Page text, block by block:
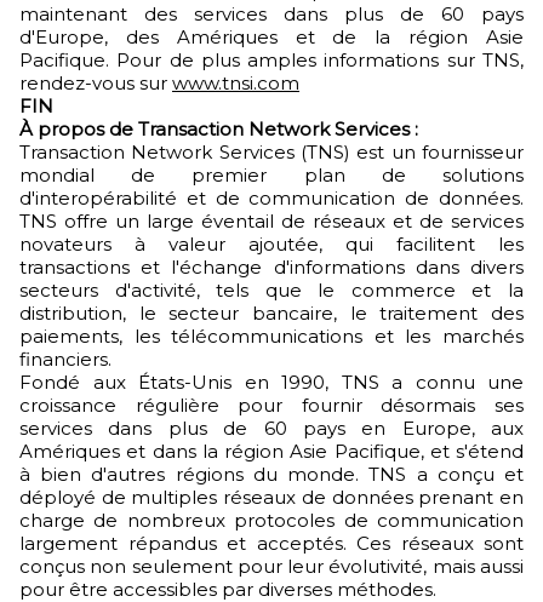
maintenant des services dans plus de 60 pays
d'Europe, des Amériques et de la région Asie
Pacifique. Pour de plus amples informations sur TNS,
rendez-vous sur www.tnsi.com
FIN
À propos de Transaction Network Services :
Transaction Network Services (TNS) est un fournisseur
mondial de premier plan de solutions
d'interopérabilité et de communication de données.
TNS offre un large éventail de réseaux et de services
novateurs à valeur ajoutée, qui facilitent les
transactions et l'échange d'informations dans divers
secteurs d'activité, tels que le commerce et la
distribution, le secteur bancaire, le traitement des
paiements, les télécommunications et les marchés
financiers.
Fondé aux États-Unis en 1990, TNS a connu une
croissance régulière pour fournir désormais ses
services dans plus de 60 pays en Europe, aux
Amériques et dans la région Asie Pacifique, et s'étend
à bien d'autres régions du monde. TNS a conçu et
déployé de multiples réseaux de données prenant en
charge de nombreux protocoles de communication
largement répandus et acceptés. Ces réseaux sont
conçus non seulement pour leur évolutivité, mais aussi
pour être accessibles par diverses méthodes.